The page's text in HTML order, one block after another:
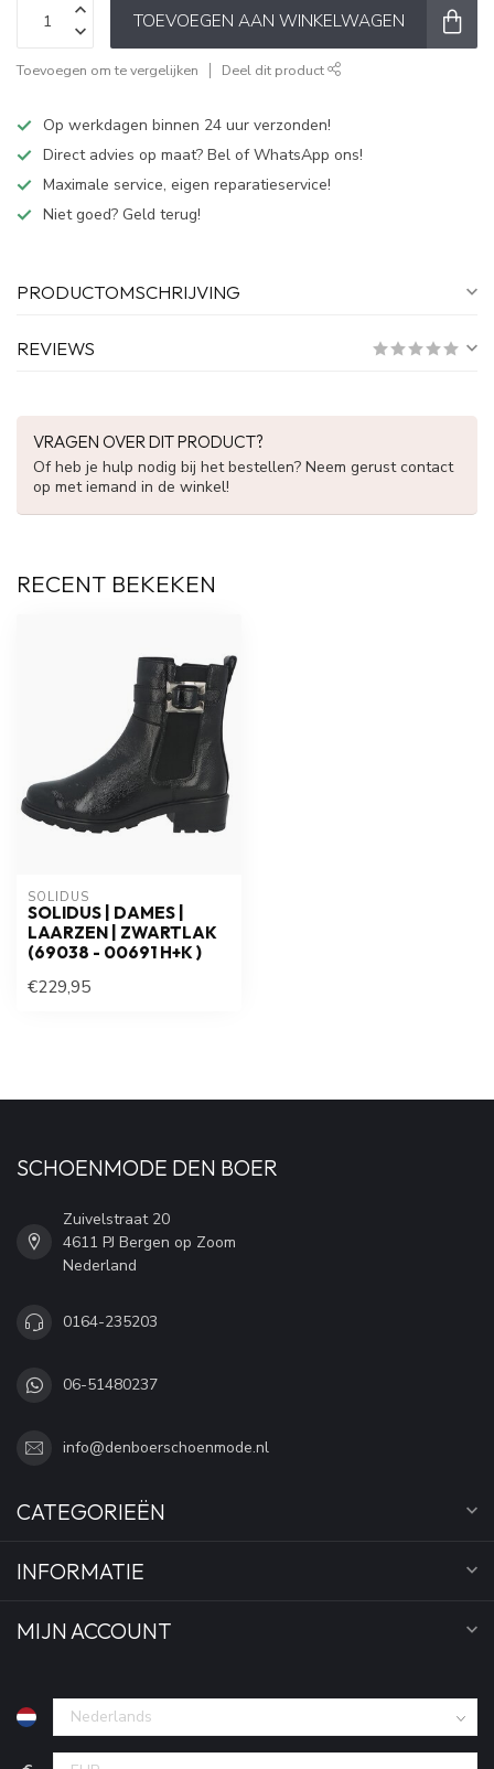
TOEVOEGEN AAN WINKELWAGEN
Toevoegen om te vergelijken Deel dit product
Op werkdagen binnen 24 uur verzonden!
Direct advies op maat? Bel of WhatsApp ons!
Maximale service, eigen reparatieservice!
Niet goed? Geld terug!
PRODUCTOMSCHRIJVING
REVIEWS
VRAGEN OVER DIT PRODUCT?
Of heb je hulp nodig bij het bestellen? Neem gerust contact
op met iemand in de winkel!
RECENT BEKEKEN
SOLIDUS
SOLIDUS | DAMES |
LAARZEN | ZWARTLAK
(69038 - 00691 H+K )
€229,95
SCHOENMODE DEN BOER
Zuivelstraat 20
4611 PJ Bergen op Zoom
Nederland
0164-235203
06-51480237
info@denboerschoenmode.nl
CATEGORIEËN
INFORMATIE
MIJN ACCOUNT